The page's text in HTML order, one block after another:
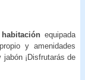
equipada
y amenidades
¡Disfrutarás de